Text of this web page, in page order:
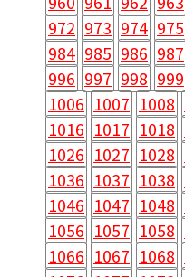
972 973 974 975
984 985 986 987
996 997 998 999
1006 1007 1008
1016 1017 1018
1026 1027 1028
1036 1037 1038
1046 1047 1048
1056 1057 1058
1066 1067 1068